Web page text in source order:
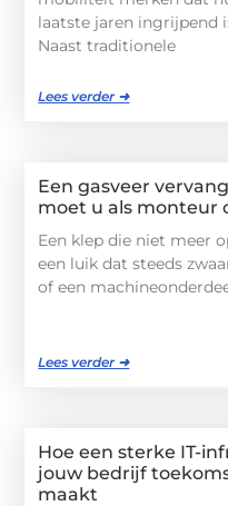
laatste jaren ingrijpend
Naast traditionele
Lees verder ➜
Een gasveer
moet u als monteur
Een klep die niet meer
een luik dat steeds
of een
Lees verder ➜
Hoe een sterke IT-
jouw bedrijf
maakt